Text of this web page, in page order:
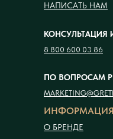
ИНФОРМАЦИЯ
О БРЕНДЕ
КОНСУЛЬТАЦИЯ
8 800 600 03 86
ПО ВОПРОСАМ
НАПИСАТЬ НАМ